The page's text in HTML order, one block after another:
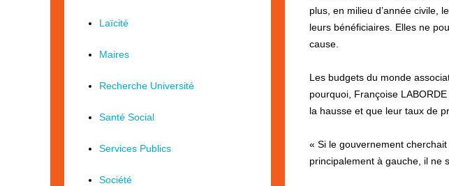
plus, en milieu d’année civile,
leurs bénéficiaires. Elles ne
cause.
Les budgets du monde
pourquoi, Françoise
la hausse et que leur taux de
« Si le gouvernement
principalement à gauche, il ne
Laïcité
Maires
Recherche Université
Santé Social
Services Publics
Société